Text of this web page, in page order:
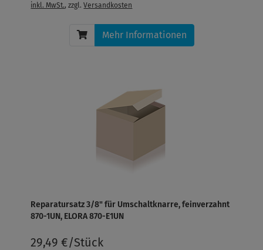
inkl. MwSt., zzgl.Versandkosten
Mehr Informationen
Reparatursatz 3/8" für Umschaltknarre, feinverzahnt
870-1UN, ELORA 870-E1UN
29,49 €/Stück